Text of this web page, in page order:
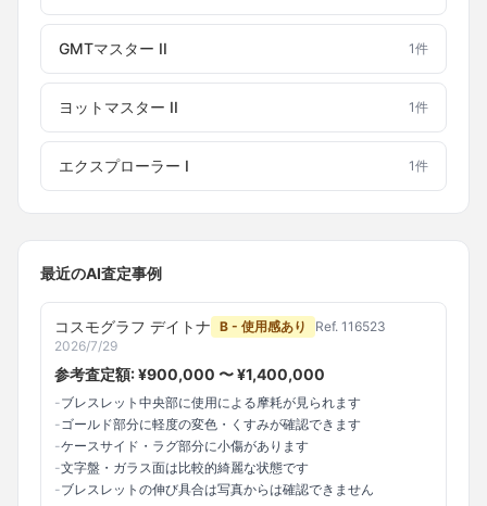
GMTマスター II 1件
ヨットマスター II 1件
エクスプローラー I 1件
最近のAI査定事例
コスモグラフ デイトナ B - 使用感あり Ref. 116523
2026/7/29
参考査定額: ¥900,000 〜 ¥1,400,000
-ブレスレット中央部に使用による摩耗が見られます
-ゴールド部分に軽度の変色・くすみが確認できます
-ケースサイド・ラグ部分に小傷があります
-文字盤・ガラス面は比較的綺麗な状態です
-ブレスレットの伸び具合は写真からは確認できません